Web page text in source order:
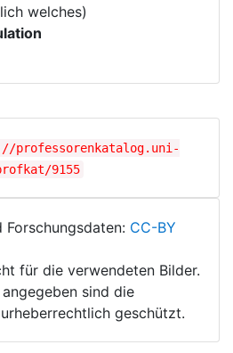
welches)
professorenkatalog.uni-
9155
CC-BY
für die verwendeten Bilder.
sind die
geschützt.